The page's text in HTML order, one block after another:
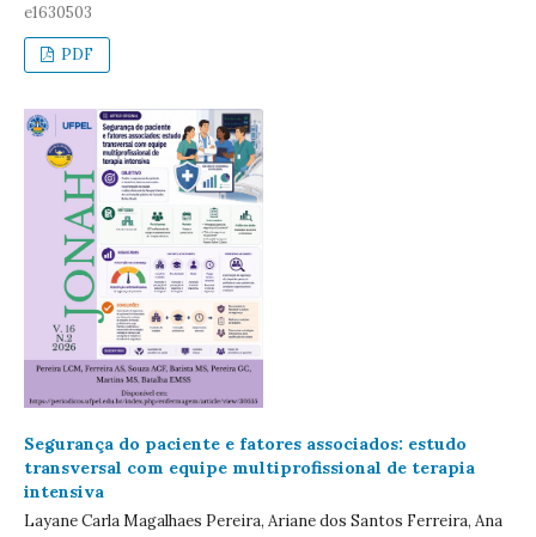
e1630503
PDF
Segurança do paciente e fatores associados: estudo
transversal com equipe multiprofissional de terapia
intensiva
Layane Carla Magalhaes Pereira, Ariane dos Santos Ferreira, Ana